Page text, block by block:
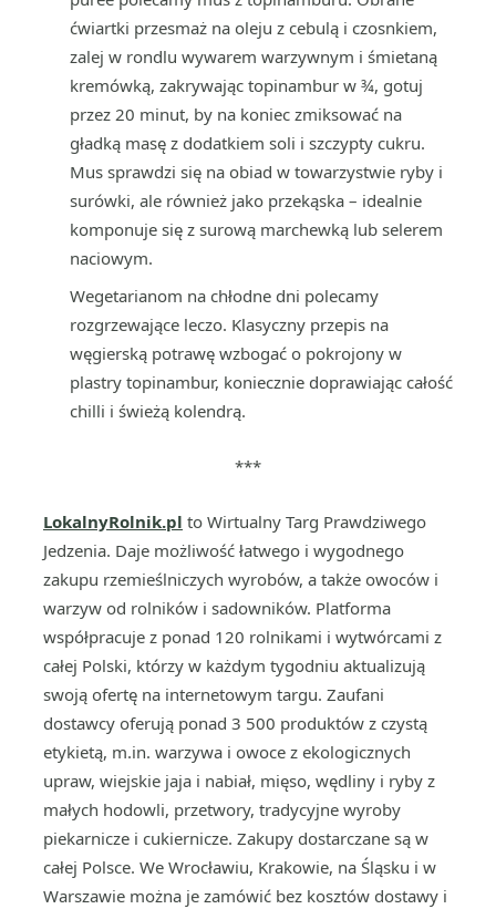
ćwiartki przesmaż na oleju z cebulą i czosnkiem,
zalej w rondlu wywarem warzywnym i śmietaną
kremówką, zakrywając topinambur w ¾, gotuj
przez 20 minut, by na koniec zmiksować na
gładką masę z dodatkiem soli i szczypty cukru.
Mus sprawdzi się na obiad w towarzystwie ryby i
surówki, ale również jako przekąska – idealnie
komponuje się z surową marchewką lub selerem
naciowym.
Wegetarianom na chłodne dni polecamy
rozgrzewające leczo. Klasyczny przepis na
węgierską potrawę wzbogać o pokrojony w
plastry topinambur, koniecznie doprawiając całość
chilli i świeżą kolendrą.
***
LokalnyRolnik.pl to Wirtualny Targ Prawdziwego
Jedzenia. Daje możliwość łatwego i wygodnego
zakupu rzemieślniczych wyrobów, a także owoców i
warzyw od rolników i sadowników. Platforma
współpracuje z ponad 120 rolnikami i wytwórcami z
całej Polski, którzy w każdym tygodniu aktualizują
swoją ofertę na internetowym targu. Zaufani
dostawcy oferują ponad 3 500 produktów z czystą
etykietą, m.in. warzywa i owoce z ekologicznych
upraw, wiejskie jaja i nabiał, mięso, wędliny i ryby z
małych hodowli, przetwory, tradycyjne wyroby
piekarnicze i cukiernicze. Zakupy dostarczane są w
całej Polsce. We Wrocławiu, Krakowie, na Śląsku i w
Warszawie można je zamówić bez kosztów dostawy i